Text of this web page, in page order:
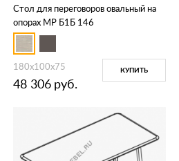
Стол для переговоров овальный на
опорах МР Б1Б 146
180x100x75
48 306 руб.
КУПИТЬ